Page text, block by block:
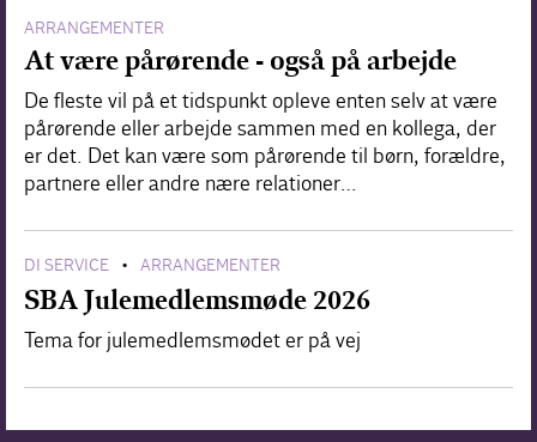
ARRANGEMENTER
At være pårørende - også på arbejde
De fleste vil på et tidspunkt opleve enten selv at være
pårørende eller arbejde sammen med en kollega, der
er det. Det kan være som pårørende til børn, forældre,
partnere eller andre nære relationer…
DI SERVICE • ARRANGEMENTER
SBA Julemedlemsmøde 2026
Tema for julemedlemsmødet er på vej